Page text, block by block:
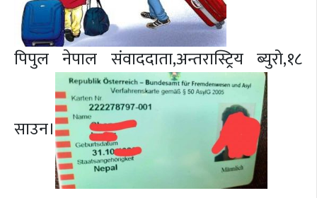
पिपुल नेपाल संवाददाता,अन्तरास्ट्रिय ब्युरो,१८
साउन।